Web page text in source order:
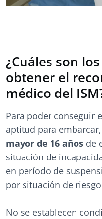
¿Cuáles son
obtener el
médico del
Para poder conseguir
aptitud para
mayor de 16 años de
situación de
en período de
por situación de
No se establecen